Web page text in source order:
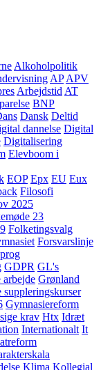
Alkoholpolitik
AP APV
Arbejdstid AT
BNP
Dansk Deltid
dannelse Digital
Digitalisering
Elevboom i
EOP Epx EU Eux
Filosofi
2025
23
Folketingsvalg
Forsvarslinje
GDPR GL's
Grønland
suppleringskurser
Gymnasiereform
krav Htx Idræt
Internationalt It
Klima Kollegial